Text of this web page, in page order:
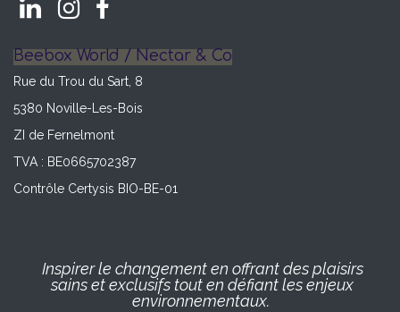
Beebox World / Nectar & Co
Rue du Trou du Sart, 8
5380 Noville-Les-Bois
ZI de Fernelmont
TVA : BE0665702387
Contrôle Certysis BIO-BE-01
Inspirer le changement en offrant des plaisirs
sains et exclusifs tout en défiant les enjeux
environnementaux.